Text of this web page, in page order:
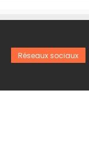
Réseaux sociaux